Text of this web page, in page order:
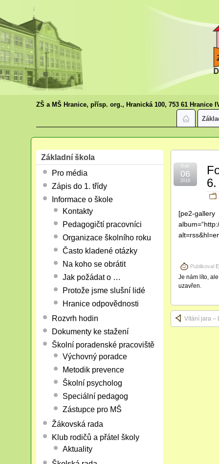
ZŠ a MŠ Hranice, přísp. org., Hranická 100, 753 61 Hranice
Dub
06
2016
[pe2-gallery
Publikoval
Je nám líto,
uzavřen.
Vítání jara –
Základní škola
Pro média
Zápis do 1. třídy
Informace o škole
Kontakty
Pedagogičtí pracovníci
Organizace školního roku
Často kladené otázky
Na koho se obrátit
Jak požádat o …
Protože jsme slušní lidé
Hranice odpovědnosti
Rozvrh hodin
Dokumenty ke stažení
Školní poradenské pracoviště
Výchovný poradce
Metodik prevence
Školní psycholog
Speciální pedagog
Zástupce pro MŠ
Žákovská rada
Klub rodičů a přátel školy
Aktuality